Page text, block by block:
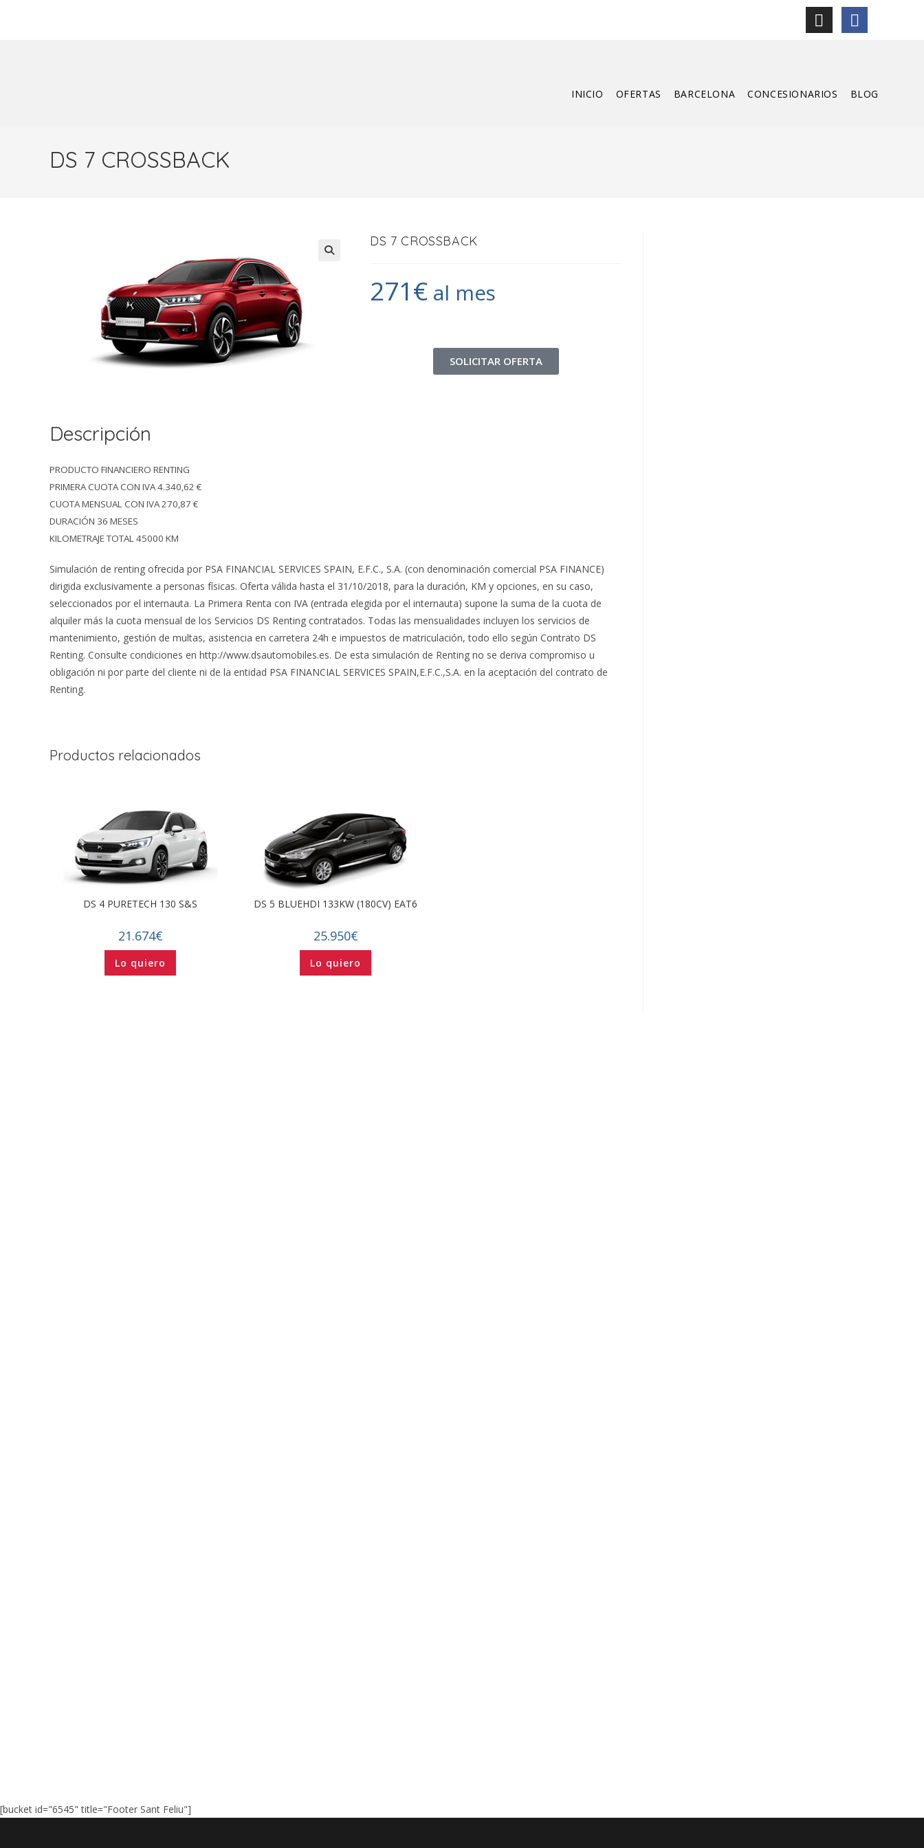
INICIO OFERTAS BARCELONA CONCESIONARIOS BLOG
DS 7 CROSSBACK
DS 7 CROSSBACK
271€ al mes
SOLICITAR OFERTA
Descripción
PRODUCTO FINANCIERO RENTING
PRIMERA CUOTA CON IVA 4.340,62 €
CUOTA MENSUAL CON IVA 270,87 €
DURACIÓN 36 MESES
KILOMETRAJE TOTAL 45000 KM
Simulación de renting ofrecida por PSA FINANCIAL SERVICES SPAIN, E.F.C., S.A. (con denominación comercial PSA FINANCE)
dirigida exclusivamente a personas físicas. Oferta válida hasta el 31/10/2018, para la duración, KM y opciones, en su caso,
seleccionados por el internauta. La Primera Renta con IVA (entrada elegida por el internauta) supone la suma de la cuota de
alquiler más la cuota mensual de los Servicios DS Renting contratados. Todas las mensualidades incluyen los servicios de
mantenimiento, gestión de multas, asistencia en carretera 24h e impuestos de matriculación, todo ello según Contrato DS
Renting. Consulte condiciones en http://www.dsautomobiles.es. De esta simulación de Renting no se deriva compromiso u
obligación ni por parte del cliente ni de la entidad PSA FINANCIAL SERVICES SPAIN,E.F.C.,S.A. en la aceptación del contrato de
Renting.
Productos relacionados
DS 4 PURETECH 130 S&S
21.674€
Lo quiero
DS 5 BLUEHDI 133KW (180CV) EAT6
25.950€
Lo quiero
[bucket id="6545" title="Footer Sant Feliu"]